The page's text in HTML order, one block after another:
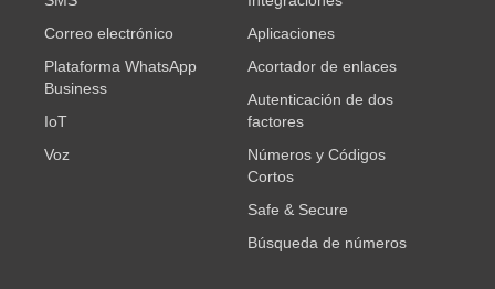
Correo electrónico
Plataforma WhatsApp
Business
IoT
Voz
Aplicaciones
Acortador de enlaces
Autenticación de dos
factores
Números y Códigos
Cortos
Safe & Secure
Búsqueda de números